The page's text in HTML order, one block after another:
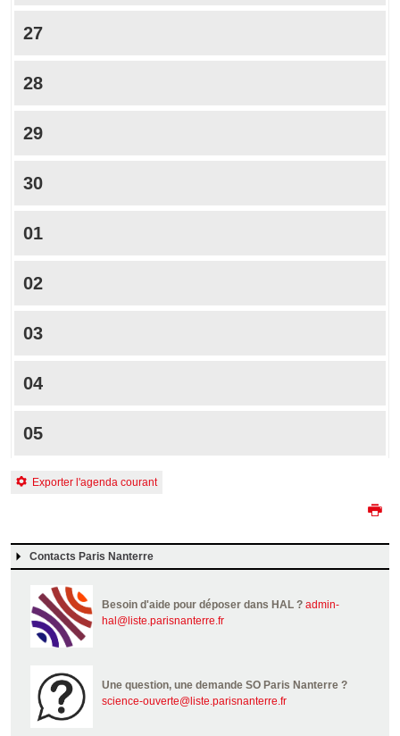
27
28
29
30
01
02
03
04
05
Exporter l'agenda courant
Contacts Paris Nanterre
Besoin d'aide pour déposer dans HAL ? admin-
hal@liste.parisnanterre.fr
Une question, une demande SO Paris Nanterre ?
science-ouverte@liste.parisnanterre.fr